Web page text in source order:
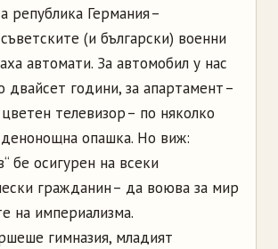
република Германия –
(и български) военни
автомати. За автомобил у нас
двайсет години, за апартамент –
телевизор – по няколко
опашка. Но виж:
бе осигурен на всеки
гражданин – да воюва за мир
на империализма.
гимназия, младият